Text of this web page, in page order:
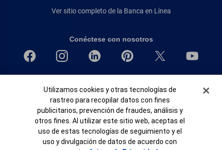
Ver sitio completo de la Banca en Línea
Conéctese con nosotros
Igualdad de oportunidades en préstamos para viviendas
© 2026 Bank of America Corporation.
Todos Los Derechos Reservados.
Patente: patents.bankofamerica.com
Banner de Cookies
Utilizamos cookies y otras tecnologías de
rastreo para recopilar datos con fines
publicitarios, prevención de fraudes, análisis y
otros fines. Al utilizar este sitio web, aceptas el
uso de estas tecnologías de seguimiento y el
uso y divulgación de datos de acuerdo con